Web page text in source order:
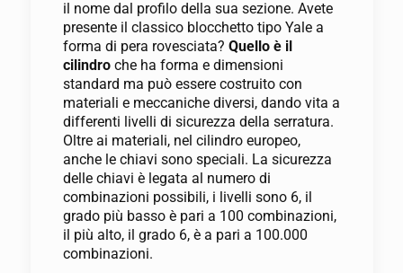
il nome dal profilo della sua sezione. Avete
presente il classico blocchetto tipo Yale a
forma di pera rovesciata? Quello è il
cilindroche ha forma e dimensioni
standard ma può essere costruito con
materiali e meccaniche diversi, dando vita a
differenti livelli di sicurezza della serratura.
Oltre ai materiali, nel cilindro europeo,
anche le chiavi sono speciali. La sicurezza
delle chiavi è legata al numero di
combinazioni possibili, i livelli sono 6, il
grado più basso è pari a 100 combinazioni,
il più alto, il grado 6, è a pari a 100.000
combinazioni.